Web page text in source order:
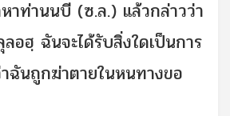
าท่านนบี (ซ.ล.) แล้วกล่าวว่า
ลอฮฺ ฉันจะได้รับสิ่งใดเป็นการ
ฉันถูกฆ่าตายในหนทางขอ